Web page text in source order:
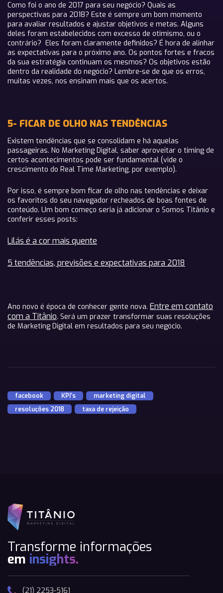
Como foi o ano de 2017 para seu negócio? Quais as
perspectivas para 2018? Este é sempre um bom momento
para avaliar resultados e ajustar objetivos e metas. Alguns
deles foram estabelecidos com excesso de otimismo, ou o
contrário? Eles foram claramente definidos? É hora de alinhar
as expectativas para o próximo ano. Os pontos fortes e fracos
da sua estratégia continuam os mesmos? Os objetivos estão
dentro da realidade do negócio? Lembre-se de que os erros,
muitas vezes, nos ensinam mais que os acertos.
5- FICAR DE OLHO NAS TENDÊNCIAS
Existem tendências que se consolidam e há aquelas
passageiras. No Marketing Digital, saber aproveitar o timing de
certos acontecimentos pode ser fundamental (vide o
crescimento do Real Time Marketing, por exemplo).
Por isso, é sempre bom ficar de olho nas tendências e deixar
os favoritos do seu navegador recheados de boas fontes de
conteúdo. Um bom começo seria já adicionar o Somos Titânio e
conferir esses posts:
Lilás é a cor mais quente
5 tendências, previsões e expectativas para 2018
Ano novo é época de conhecer gente nova. Entre em contato
com a Titânio. Será um prazer transformar suas resoluções
de Marketing Digital em resultados para seu negócio.
facebook KPI's marketing digital
resoluções 2018
taxa de rejeição
Transforme informações
em insights.
(21) 2253-5161